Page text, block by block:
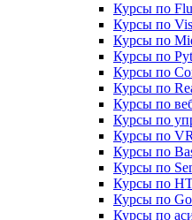
Курсы по
Курсы по
Курсы по
Курсы по
Курсы по
Курсы по
Курсы по
Курсы по
Курсы по
Курсы по
Курсы по
Курсы по
Курсы по
Курсы по